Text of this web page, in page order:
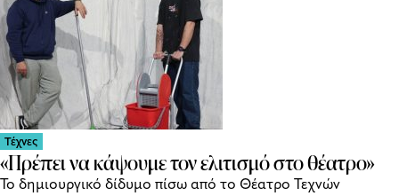
Τέχνες
«Πρέπει να κάψουμε τον ελιτισμό στο θέατρο»
Το δημιουργικό δίδυμο πίσω από το Θέατρο Τεχνών